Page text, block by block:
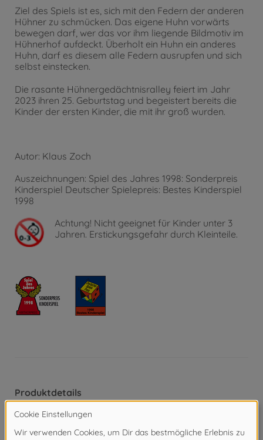
Ziel des Spiels ist es, sich mit den Federn der anderen
Hühner zu schmücken. Das eigene Huhn vorwärts
bewegen darf, wer das vor ihm liegende Bildmotiv im
Hühnerhof aufdeckt. Überholt ein Huhn ein anderes
Huhn, darf es diesem alle Federn ausrupfen und sich
selbst einstecken.
Die rasante Hühnergedächtnisralley feiert im Jahr
2023 ihren 25. Geburtstag und begeistert bereits die
Kinder der ersten Kinder, die mit ihr groß wurden.
Autor: Klaus Zoch
Auszeichnungen: Spiel des Jahres 1998: Sonderpreis
Kinderspiel Deutscher Spielepreis: Bestes Kinderspiel
1998
Achtung! Nicht geeignet für Kinder unter 3
Jahren. Erstickungsgefahr durch Kleinteile.
Produktdetails
24 eierförmige Wegplättchen
12 achteckige Hühnerhofplättchen